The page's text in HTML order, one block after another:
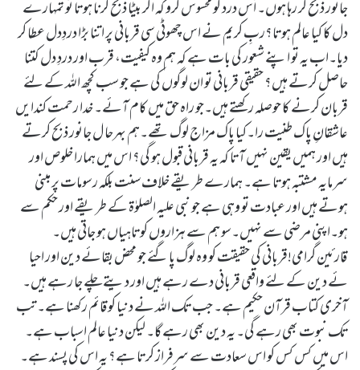
جانور ذبح کر رہا ہوں۔ اُس درد کو محسوس کرو کہ اگر بیٹا ذبح کرنا ہوتا تو تمہارے
دل کا کیا عالم ہوتا؟ربِ کریم نے اس چھوٹی سی قربانی پر اتنا بڑا دردِدل عطا کر
دیا۔اب یہ تو اپنے شعور کی بات ہے کہ ہم وہ کیفیت، قرب اور دردِ دل کتنا
حاصل کرتے ہیں؟ حقیقی قربانی تو ان لوگوں کی ہے جو سب کچھ اللہ کے لئے
قربان کرنے کا حوصلہ رکھتے ہیں۔جو راہ حق میں کام آئے۔ خدا رحمت کندایں
عاشقانِ پاک طنیت را۔کیا پاک مزاج لوگ تھے۔ہم بہرحا ل جانور ذبح کرتے
ہیں اور ہمیں یقین نہیں آتا کہ یہ قربانی قبول ہو گی؟ اس میں ہمارا خلوص اور
سرمایہ مشتبہ ہوتا ہے۔ ہمارے طریقے خلاف سنت بلکہ رسومات پر مبنی
ہوتے ہیں اور عبادت تو وہی ہے جو نبی علیہ الصلوٰۃ کے طریقے اور حکم سے
ہو۔اپنی مرضی سے نہیں۔سو ہم سے ہزاروں کوتاہیاں ہو جاتی ہیں۔
قارئین گرامی!قربانی کی حقیقت کو وہ لوگ پا گئے جو محض بقائے دین اور احیا
ئے دین کے لئے واقعی قربانی دے رہے ہیں اور دیتے چلے جا رہے ہیں۔
آخری کتاب قرآن حکیم ہے۔ جب تک اللہ نے دنیا کو قائم رکھنا ہے۔ تب
تک نبوت بھی رہے گی۔ یہ دین بھی رہے گا۔ لیکن دنیا عالم اسباب ہے۔
اس میں کس کس کو اس سعادت سے سرفراز کرتا ہے؟ یہ اس کی پسند ہے۔